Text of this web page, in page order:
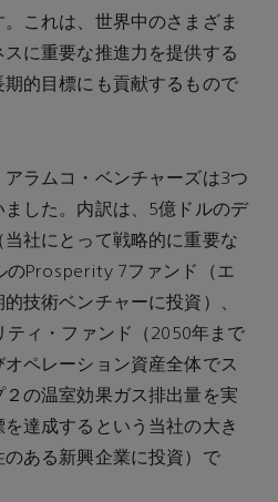
これは、世界中のさまざま
に重要な推進力を提供する
的目標にも貢献するもので
ラムコ・ベンチャーズは3つ
した。内訳は、5億ドルのデ
社にとって戦略的に重要な
のProsperity 7ファンド（エ
技術ベンチャーに投資）、
ティ・ファンド（2050年まで
ペレーション資産全体でス
の温室効果ガス排出量を実
達成するという当社の大き
ある新興企業に投資）で